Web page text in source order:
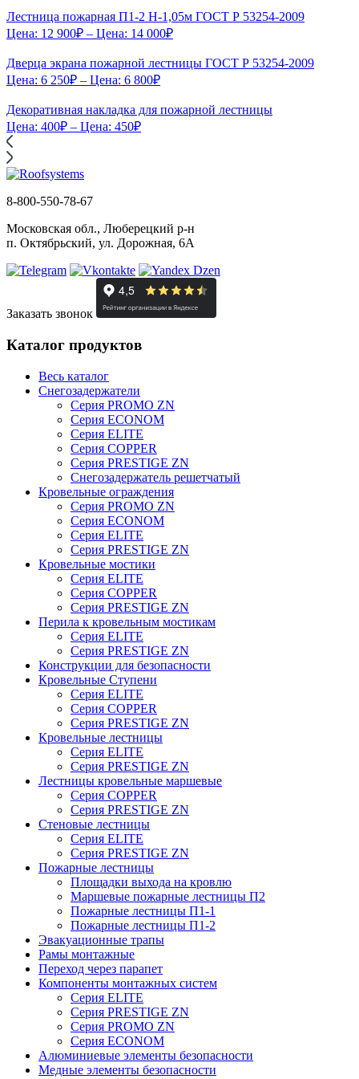
Лестница пожарная П1-2 Н-1,05м ГОСТ Р 53254-2009
Цена: 12 900₽ – Цена: 14 000₽
Дверца экрана пожарной лестницы ГОСТ Р 53254-2009
Цена: 6 250₽ – Цена: 6 800₽
Декоративная накладка для пожарной лестницы
Цена: 400₽ – Цена: 450₽
8-800-550-78-67
Московская обл., Люберецкий р-н
п. Октябрьский, ул. Дорожная, 6А
Заказать звонок
Каталог продуктов
Весь каталог
Снегозадержатели
Серия PROMO ZN
Серия ECONOM
Серия ELITE
Серия COPPER
Серия PRESTIGE ZN
Снегозадержатель решетчатый
Кровельные ограждения
Серия PROMO ZN
Серия ECONOM
Серия ELITE
Серия PRESTIGE ZN
Кровельные мостики
Серия ELITE
Серия COPPER
Серия PRESTIGE ZN
Перила к кровельным мостикам
Серия ELITE
Серия PRESTIGE ZN
Конструкции для безопасности
Кровельные Ступени
Серия ELITE
Серия COPPER
Серия PRESTIGE ZN
Кровельные лестницы
Серия ELITE
Серия PRESTIGE ZN
Лестницы кровельные маршевые
Серия COPPER
Серия PRESTIGE ZN
Стеновые лестницы
Серия ELITE
Серия PRESTIGE ZN
Пожарные лестницы
Площадки выхода на кровлю
Маршевые пожарные лестницы П2
Пожарные лестницы П1-1
Пожарные лестницы П1-2
Эвакуационные трапы
Рамы монтажные
Переход через парапет
Компоненты монтажных систем
Серия ELITE
Серия PRESTIGE ZN
Серия PROMO ZN
Серия ECONOM
Алюминиевые элементы безопасности
Медные элементы безопасности